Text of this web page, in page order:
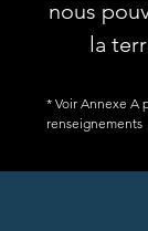
nous
la
* Voir Annexe A
renseignements